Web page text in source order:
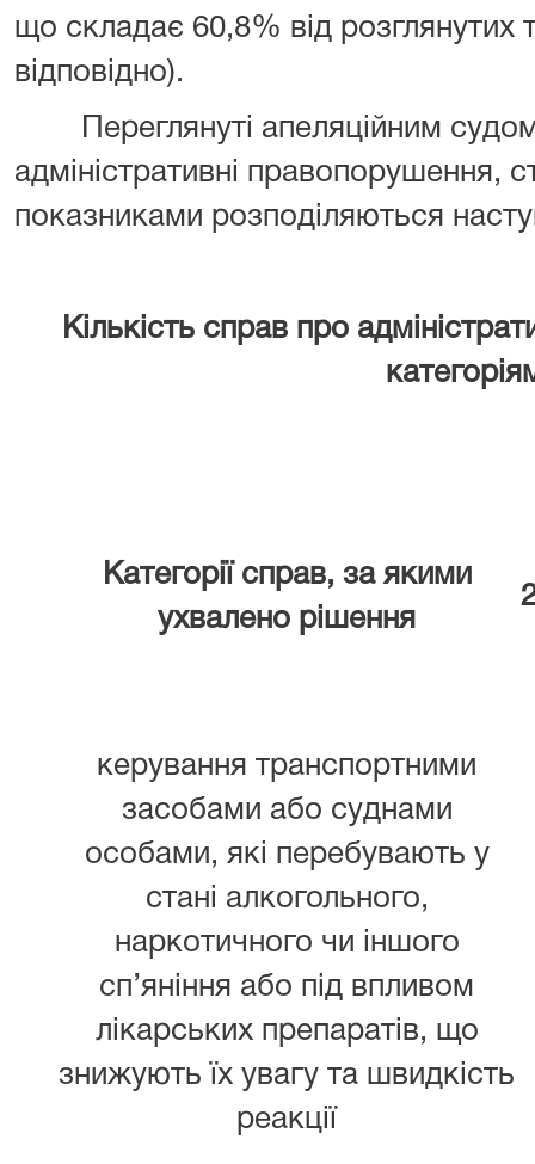
що складає 60,8% від розглянутих
відповідно).
Переглянуті апеляційним
адміністративні правопорушення,
показниками розподіляються
Кількість справ про
Категорії справ, за якими
ухвалено рішення
керування транспортними
засобами або суднами
особами, які перебувають у
стані алкогольного,
наркотичного чи іншого
сп’яніння або під впливом
лікарських препаратів, що
знижують їх увагу та швидкість
реакції